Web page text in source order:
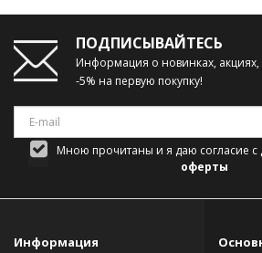
ПОДПИСЫВАЙТЕСЬ
Информация о новинках,
-5% на первую покупку!
Мною прочитаны и я даю согласие с
оферты
Информация